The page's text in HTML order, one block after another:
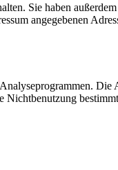
Sie haben
angegebenen
Nichtbenutzung